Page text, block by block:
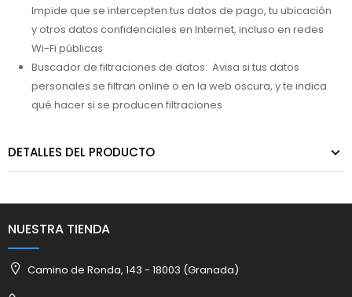
Impide que se intercepten tus datos de pago, tu ubicación
y otros datos confidenciales en Internet, incluso en redes
Wi-Fi públicas
Buscador de filtraciones de datos: Avisa si tus datos
personales se filtran online o en la web oscura, y te indica
qué hacer si se producen filtraciones
DETALLES DEL PRODUCTO
NUESTRA TIENDA
Camino de Ronda, 143 - 18003 (Granada)